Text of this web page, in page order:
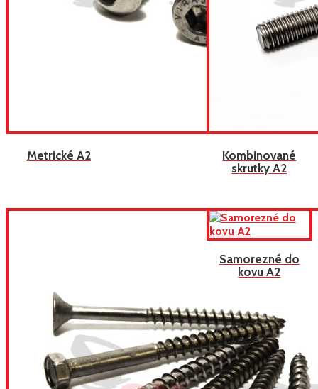
Metrické A2
Kombinované
skrutky A2
Samorezné do
kovu A2